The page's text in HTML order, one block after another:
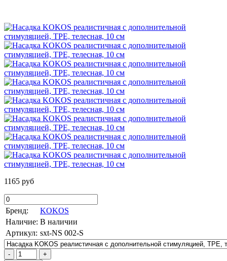
1165 руб
Бренд:
KOKOS
Наличие: В наличии
Артикул: sxt-NS 002-S